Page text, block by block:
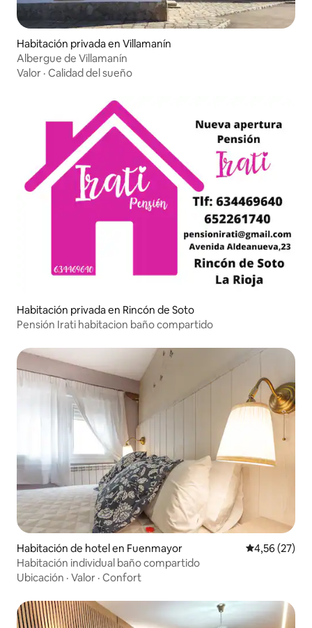
Habitación privada en Villamanín
Albergue de Villamanín
Valor · Calidad del sueño
Habitación privada en Rincón de Soto
Pensión Irati habitacion baño compartido
Habitación de hotel en Fuenmayor Calificación
4,56 (27)
Habitación individual baño compartido
Ubicación · Valor · Confort